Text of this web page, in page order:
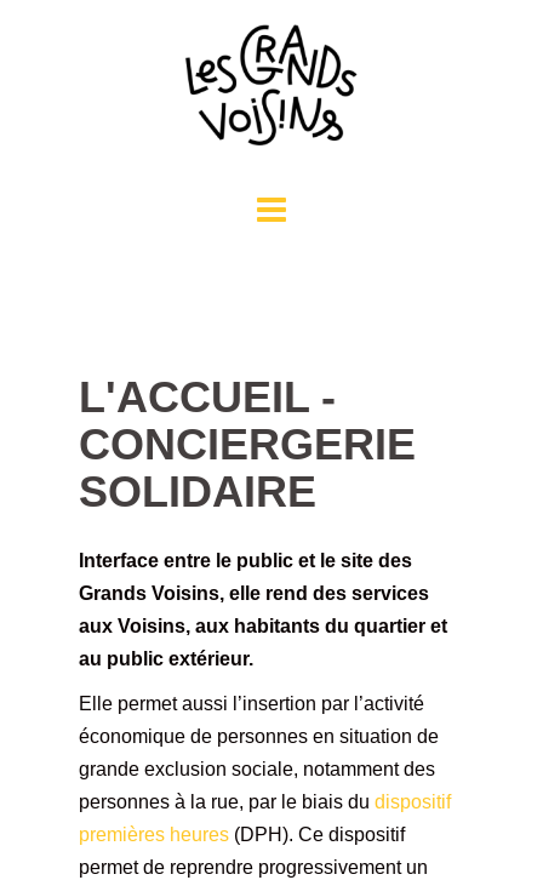
L'ACCUEIL -
CONCIERGERIE
SOLIDAIRE
Interface entre le public et le site des
Grands Voisins, elle rend des services
aux Voisins, aux habitants du quartier et
au public extérieur.
Elle permet aussi l’insertion par l’activité
économique de personnes en situation de
grande exclusion sociale, notamment des
personnes à la rue, par le biais du dispositif
premières heures (DPH). Ce dispositif
permet de reprendre progressivement un